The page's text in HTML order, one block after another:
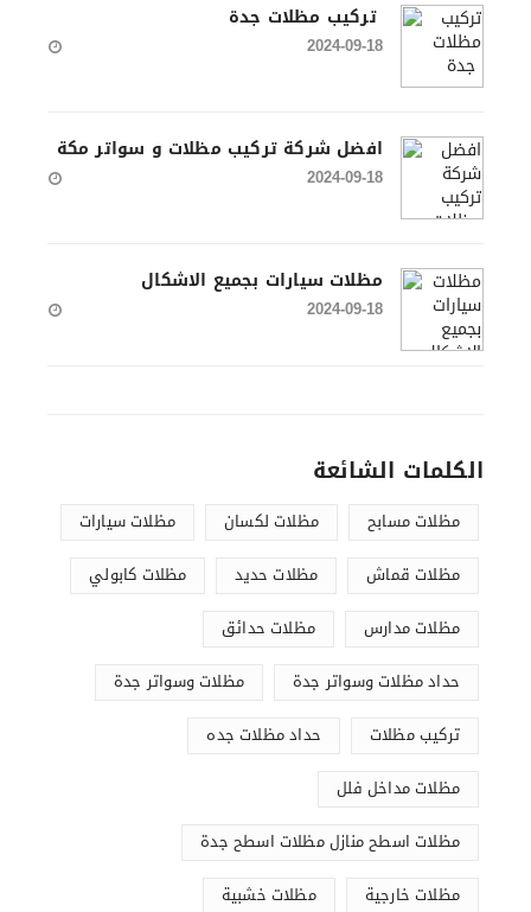
تركيب مظلات جدة
2024-09-18
افضل شركة تركيب مظلات و سواتر مكة
2024-09-18
مظلات سيارات بجميع الاشكال
2024-09-18
الكلمات الشائعة
مظلات سيارات مظلات لكسان
مظلات مسابح
مظلات كابولي
مظلات حديد
مظلات قماش
مظلات حدائق
مظلات مدارس
مظلات وسواتر جدة
حداد مظلات وسواتر جدة
حداد مظلات جده
تركيب مظلات
مظلات مداخل فلل
مظلات اسطح منازل مظلات اسطح جدة
مظلات خشبية
مظلات خارجية